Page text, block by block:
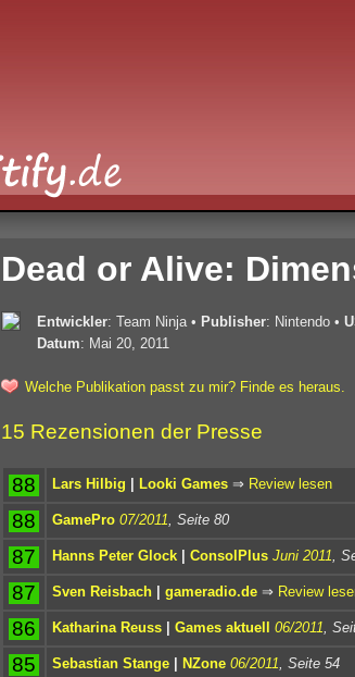
Dead or Alive:
Entwickler: Team Ninja • Publisher: Nintendo •
Datum: Mai 20, 2011
Welche Publikation passt zu mir? Finde es heraus.
15 Rezensionen der Presse
88 Lars Hilbig | Looki Games ⇒ Review lesen
88 GamePro 07/2011 , Seite 80
87 Hanns Peter Glock | ConsolPlus Juni 2011 ,
87 Sven Reisbach | gameradio.de ⇒ Review
86 Katharina Reuss | Games aktuell 06/2011 ,
85 Sebastian Stange | NZone 06/2011 , Seite 54